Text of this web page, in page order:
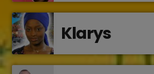
Klarys